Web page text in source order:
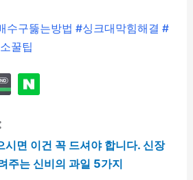
수구뚫는방법 #싱크대막힘해결 #
꿀팁
시면 이건 꼭 드셔야 합니다. 신장
주는 신비의 과일 5가지